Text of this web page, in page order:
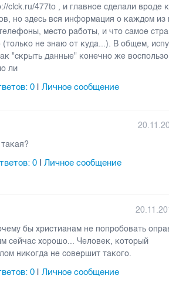
clck.ru/477to , и главное сделали вроде
но здесь вся информация о каждом из
место работы, и что самое
не знаю от куда...). В общем,
"скрыть данные" конечно же
ли
0 |Личное сообщение
0 |Личное сообщение
бы христианам не попробовать
сейчас хорошо... Человек, который
никогда не совершит такого.
0 |Личное сообщение